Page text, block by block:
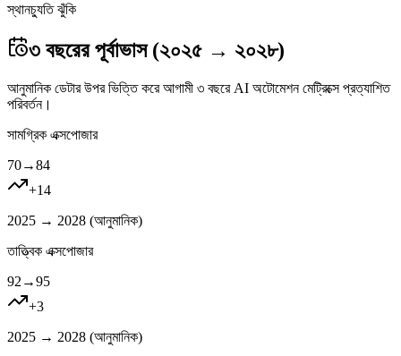
স্থানচ্যুতি ঝুঁকি
৩ বছরের পূর্বাভাস (২০২৫ → ২০২৮)
আনুমানিক ডেটার উপর ভিত্তি করে আগামী ৩ বছরে AI অটোমেশন মেট্রিক্সে প্রত্যাশিত
পরিবর্তন।
সামগ্রিক এক্সপোজার
70→84
+14
2025 → 2028 (আনুমানিক)
তাত্ত্বিক এক্সপোজার
92 →95
+3
2025 → 2028 (আনুমানিক)